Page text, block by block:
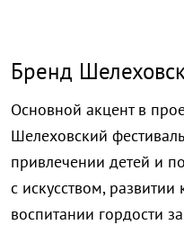
Бренд
Основной акцент в
Шелеховский
привлечении детей и
с искусством, развитии
воспитании гордости